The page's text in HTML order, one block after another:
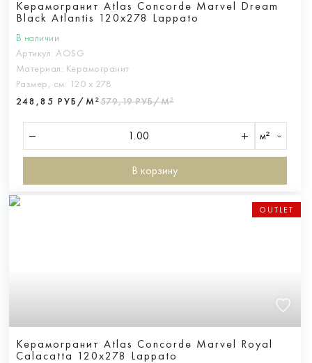
Керамогранит Atlas Concorde Marvel Dream
Black Atlantis 120x278 Lappato
В наличии
Артикул: AOSG
Материал: Керамогранит
Размер, см: 120 х 278
248,85 РУБ/М²579,19 РУБ/М²
м²
В корзину
OUTLET
Керамогранит Atlas Concorde Marvel Royal
Calacatta 120x278 Lappato